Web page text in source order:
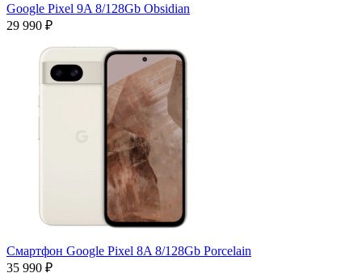
Google Pixel 9A 8/128Gb Obsidian
29 990 ₽
Смартфон Google Pixel 8A 8/128Gb Porcelain
35 990 ₽